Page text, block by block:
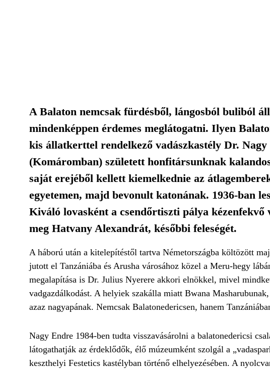
A Balaton nemcsak fürdésből, lángosból buliból
mindenképpen érdemes meglátogatni. Ilyen
kis állatkerttel rendelkező vadászkastély Dr.
(Komáromban) született honfitársunknak
saját erejéből kellett kiemelkednie az
egyetemen, majd bevonult katonának. 1936-ban
Kiváló lovasként a csendőrtiszti pálya
meg Hatvany Alexandrát, későbbi feleségét.
A háború után a kitelepítéstől tartva Németországba költözött
jutott el Tanzániába és Arusha városához közel a Meru-hegy
megalapítása is Dr. Julius Nyerere akkori elnökkel, mivel
vadgazdálkodást. A helyiek szakálla miatt Bwana
azaz nagyapának. Nemcsak Balatonedericsen, hanem
Nagy Endre 1984-ben tudta visszavásárolni a balatonedericsi
látogathatják az érdeklődők, élő múzeumként szolgál a
keszthelyi Festetics kastélyban történő elhelyezésében. A